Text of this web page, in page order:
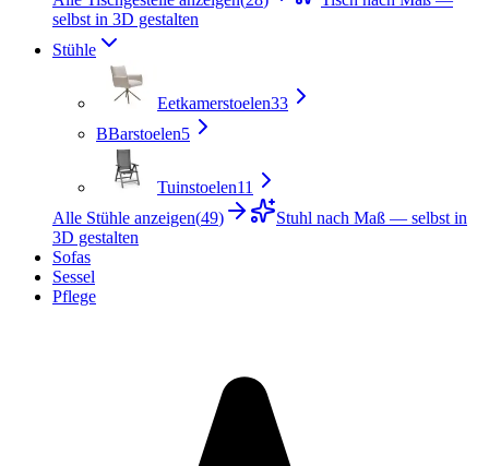
selbst in 3D gestalten
Stühle
Eetkamerstoelen33
BBarstoelen5
Tuinstoelen11
Alle Stühle anzeigen(49)
Stuhl nach Maß — selbst in
3D gestalten
Sofas
Sessel
Pflege